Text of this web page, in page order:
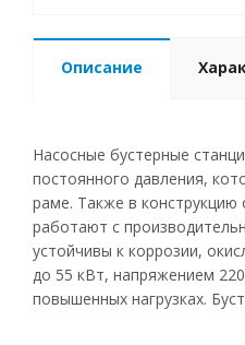
Описание
Насосные бустерные
постоянного давления,
раме. Также в конструкцию
работают с
устойчивы к коррозии,
до 55 кВт, напряжением
повышенных нагрузках.